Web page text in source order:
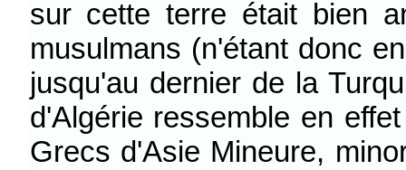
sur cette terre était bien
musulmans (n'étant donc
jusqu'au dernier de la
d'Algérie ressemble en
Grecs d'Asie Mineure,